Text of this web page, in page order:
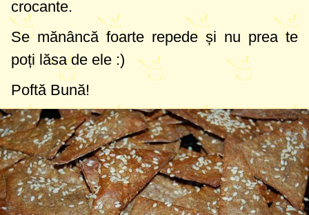
crocante.
Se mănâncă foarte repede și nu prea te
poți lăsa de ele :)
Poftă Bună!